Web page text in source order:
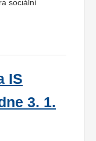
sociální
IS
3. 1.